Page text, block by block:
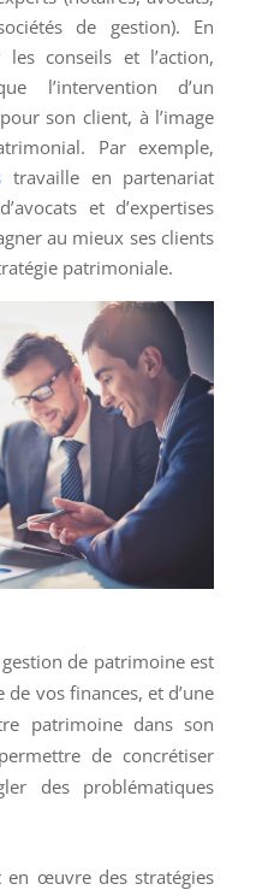
de gestion). En
conseils et l’action,
l’intervention d’un
son client, à l’image
Par exemple,
travaille en partenariat
et d’expertises
au mieux ses clients
patrimoniale.
de patrimoine est
de vos finances, et d’une
patrimoine dans son
de concrétiser
des problématiques
œuvre des stratégies